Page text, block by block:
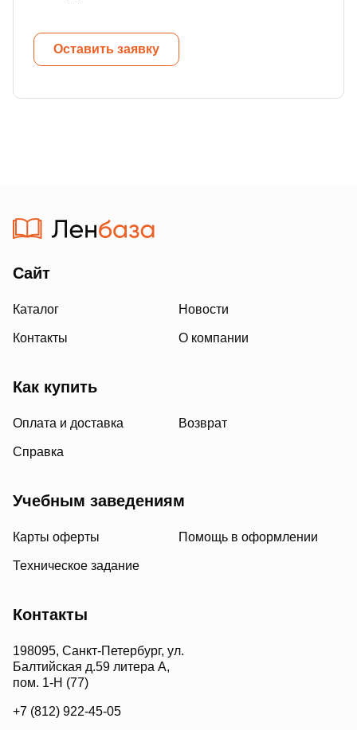
Оставить заявку
Сайт
Каталог Новости
Контакты О компании
Как купить
Оплата и доставка Возврат
Справка
Учебным заведениям
Карты оферты Помощь в оформлении
Техническое задание
Контакты
198095, Санкт-Петербург, ул.
Балтийская д.59 литера А,
пом. 1-Н (77)
+7 (812) 922-45-05